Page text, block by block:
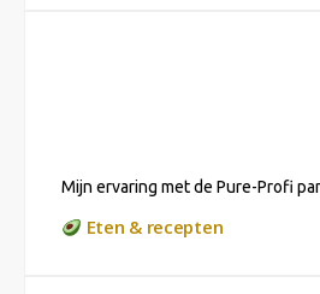
Mijn ervaring met de Pure-Profi
Eten & recepten